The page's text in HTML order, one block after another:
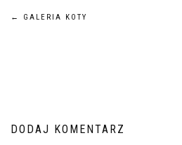
Nawigacja
← GALERIA KOTY
DODAJ KOMENTARZ